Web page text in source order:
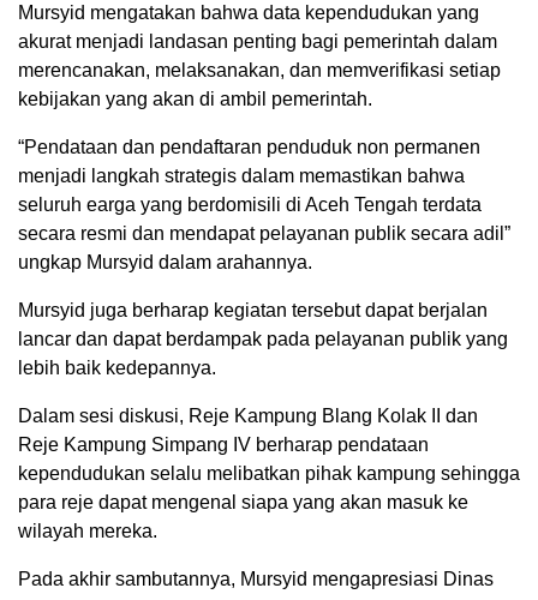
Mursyid mengatakan bahwa data kependudukan yang
akurat menjadi landasan penting bagi pemerintah dalam
merencanakan, melaksanakan, dan memverifikasi setiap
kebijakan yang akan di ambil pemerintah.
“Pendataan dan pendaftaran penduduk non permanen
menjadi langkah strategis dalam memastikan bahwa
seluruh earga yang berdomisili di Aceh Tengah terdata
secara resmi dan mendapat pelayanan publik secara adil”
ungkap Mursyid dalam arahannya.
Mursyid juga berharap kegiatan tersebut dapat berjalan
lancar dan dapat berdampak pada pelayanan publik yang
lebih baik kedepannya.
Dalam sesi diskusi, Reje Kampung Blang Kolak II dan
Reje Kampung Simpang IV berharap pendataan
kependudukan selalu melibatkan pihak kampung sehingga
para reje dapat mengenal siapa yang akan masuk ke
wilayah mereka.
Pada akhir sambutannya, Mursyid mengapresiasi Dinas